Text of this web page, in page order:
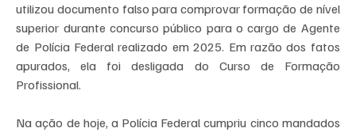
utilizou documento falso para comprovar formação de nível
superior durante concurso público para o cargo de Agente
de Polícia Federal realizado em 2025. Em razão dos fatos
apurados, ela foi desligada do Curso de Formação
Profissional.
Na ação de hoje, a Polícia Federal cumpriu cinco mandados